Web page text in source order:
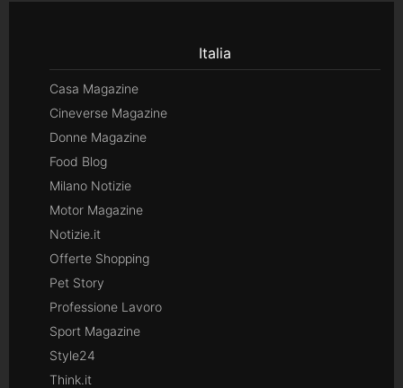
Italia
Casa Magazine
Cineverse Magazine
Donne Magazine
Food Blog
Milano Notizie
Motor Magazine
Notizie.it
Offerte Shopping
Pet Story
Professione Lavoro
Sport Magazine
Style24
Think.it